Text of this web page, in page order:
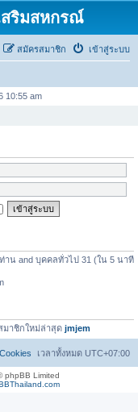
สริมสหกรณ์
เข้าสู่ระบบ
สมัครสมาชิก
10:55 am
าน and บุคคลทั่วไป 31 (ใน 5 นาที
มาชิกใหม่ล่าสุด jmjem
เวลาทั้งหมด UTC+07:00
phpBB Limited